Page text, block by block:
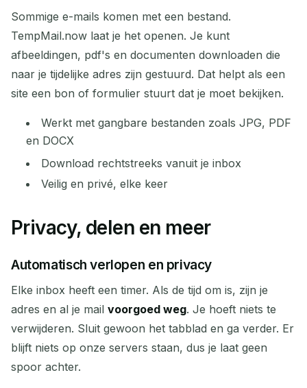
Sommige e-mails komen met een bestand.
TempMail.now laat je het openen. Je kunt
afbeeldingen, pdf's en documenten downloaden die
naar je tijdelijke adres zijn gestuurd. Dat helpt als een
site een bon of formulier stuurt dat je moet bekijken.
Werkt met gangbare bestanden zoals JPG, PDF
en DOCX
Download rechtstreeks vanuit je inbox
Veilig en privé, elke keer
Privacy, delen en meer
Automatisch verlopen en privacy
Elke inbox heeft een timer. Als de tijd om is, zijn je
adres en al je mail voorgoed weg. Je hoeft niets te
verwijderen. Sluit gewoon het tabblad en ga verder. Er
blijft niets op onze servers staan, dus je laat geen
spoor achter.